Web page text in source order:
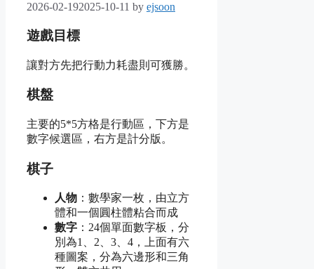
2026-02-192025-10-11 by ejsoon
遊戲目標
讓對方先把行動力耗盡則可獲勝。
棋盤
主要的5*5方格是行動區，下方是
數字候選區，右方是計分版。
棋子
人物 ：數學家一枚，由立方
體和一個圓柱體粘合而成
數字 ：24個單面數字板，分
別為1、2、3、4，上面有六
種圖案，分為六邊形和三角